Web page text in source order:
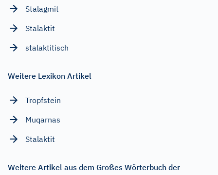
Stalagmit
Stalaktit
stalaktitisch
Weitere Lexikon Artikel
Tropfstein
Muqarnas
Stalaktit
Weitere Artikel aus dem Großes Wörterbuch der